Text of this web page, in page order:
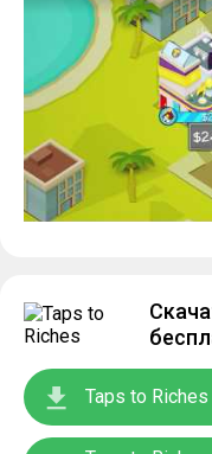
Taps to Riches